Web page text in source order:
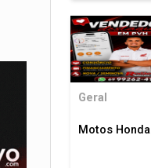
Geral
Motos Honda